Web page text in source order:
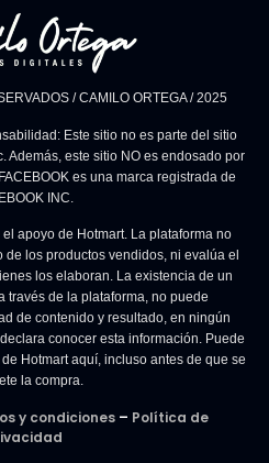
/ CAMILO ORTEGA / 2025
Este sitio no es parte del sitio
Además, este sitio NO es endosado por
es una marca registrada de
INC.
apoyo de Hotmart. La plataforma no
los productos vendidos, ni evalúa el
los elaboran. La existencia de un
través de la plataforma, no puede
de contenido y resultado, en ningún
conocer esta información. Puede
Hotmart aquí, incluso antes de que se
la compra.
y condiciones– Política de